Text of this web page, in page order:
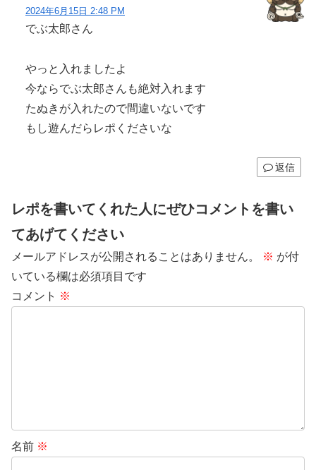
2024年6月15日 2:48 PM
でぶ太郎さん
やっと入れましたよ
今ならでぶ太郎さんも絶対入れます
たぬきが入れたので間違いないです
もし遊んだらレポくださいな
返信
レポを書いてくれた人にぜひコメントを書い
てあげてください
メールアドレスが公開されることはありません。 ※ が付
いている欄は必須項目です
コメント ※
名前 ※